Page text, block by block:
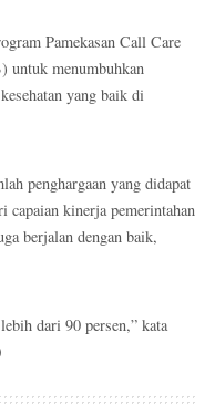
Pamekasan Call Care
menumbuhkan
yang baik di
penghargaan yang didapat
capaian kinerja pemerintahan
berjalan dengan baik,
dari 90 persen,” kata